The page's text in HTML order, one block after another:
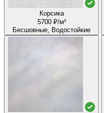
Корсика
5700 ₽/м²
Бесшовные, Водостойкие